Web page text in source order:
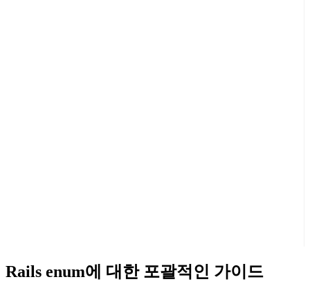
Rails enum에 대한 포괄적인 가이드